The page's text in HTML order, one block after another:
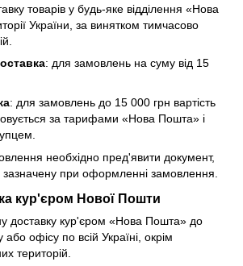
товарів у будь-яке відділення «Нова
України, за винятком тимчасово
: для замовлень на суму від 15
: для замовлень до 15 000 грн вартість
за тарифами «Нова Пошта» і
необхідно пред'явити документ,
зазначену при оформленні замовлення.
кур'єром Нової Пошти
доставку кур'єром «Нова Пошта» до
офісу по всій Україні, окрім
територій.